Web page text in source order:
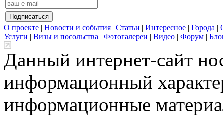
О проекте | Новости и события | Статьи | Интересное | Города |
Услуги | Визы и посольства | Фотогалереи | Видео | Форум |
Данный интернет-сайт
информационный
информационные